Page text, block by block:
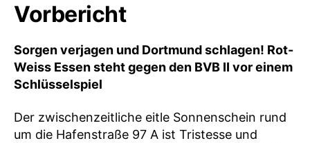
Vorbericht
Sorgen verjagen und Dortmund schlagen! Rot-
Weiss Essen steht gegen den BVB II vor einem
Schlüsselspiel
Der zwischenzeitliche eitle Sonnenschein rund
um die Hafenstraße 97 A ist Tristesse und